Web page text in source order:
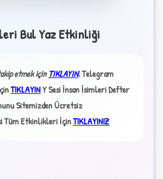
✦
Bul Yaz Etkinliği
etmek içinTIKLAYIN.Telegram
TIKLAYINY Sesi İnsan İsimleri Defter
Sitemizden Ücretsiz
Tüm Etkinlikleri İçinTIKLAYINIZ